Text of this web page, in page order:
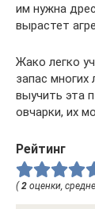
им нужна
вырастет
Жако легко
запас
выучить эта
овчарки, их
Рейтинг
( 2 оценки,